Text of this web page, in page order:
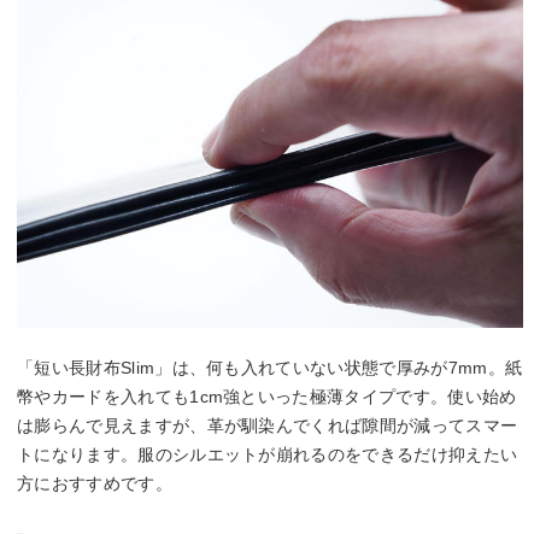
「短い長財布Slim」は、何も入れていない状態で厚みが7mm。紙
幣やカードを入れても1cm強といった極薄タイプです。使い始め
は膨らんで見えますが、革が馴染んでくれば隙間が減ってスマー
トになります。服のシルエットが崩れるのをできるだけ抑えたい
方におすすめです。